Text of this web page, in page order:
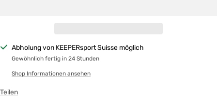
Abholung von KEEPERsport Suisse möglich
Gewöhnlich fertig in 24 Stunden
Shop Informationen ansehen
Teilen